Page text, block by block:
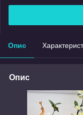
Опис
Опис